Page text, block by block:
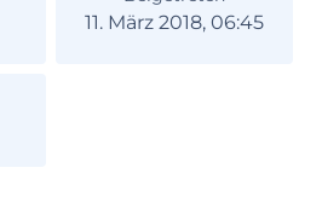
11. März 2018, 06:45